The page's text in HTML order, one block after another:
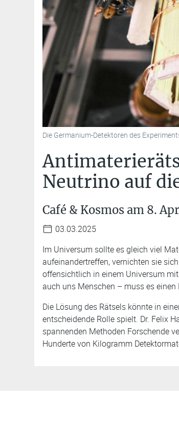
Die Germanium-Detektoren des
Neutrino auf
Café & Kosmos am 8.
03.03.2025
Im Universum sollte es gleich viel
aufeinandertreffen, vernichten sie
offensichtlich in einem Universum
auch uns Menschen – muss es
Die Lösung des Rätsels könnte in
entscheidende Rolle spielt. Dr. Felix
spannenden Methoden Forschende
Hunderte von Kilogramm